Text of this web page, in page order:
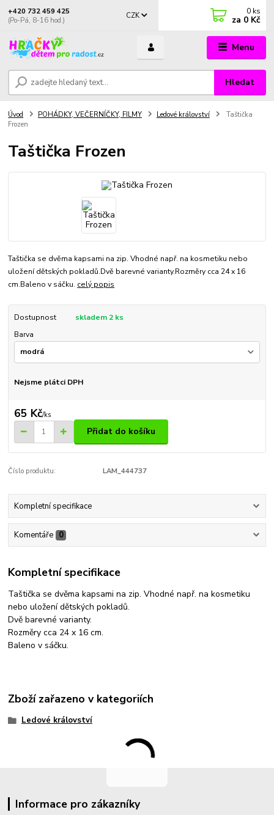
Menu
CZK
Hledat
+420 732 459 425
(Po-Pá, 8-16 hod.)
0 ks
za 0 Kč
Úvod POHÁDKY, VEČERNÍČKY, FILMY Ledové království
Taštička
Frozen
Taštička Frozen
Taštička se dvěma kapsami na zip. Vhodné např. na kosmetiku nebo
uložení dětských pokladů.Dvě barevné varianty.Rozměry cca 24 x 16
cm.Baleno v sáčku. celý popis
Dostupnost
skladem 2 ks
Barva
Nejsme plátci DPH
65 Kč/ks
Přidat do košíku
Číslo produktu: LAM_444737
Kompletní specifikace
Komentáře 0
Kompletní specifikace
Taštička se dvěma kapsami na zip. Vhodné např. na kosmetiku
nebo uložení dětských pokladů.
Dvě barevné varianty.
Rozměry cca 24 x 16 cm.
Baleno v sáčku.
Zboží zařazeno v kategoriích
Ledové království
Informace pro zákazníky